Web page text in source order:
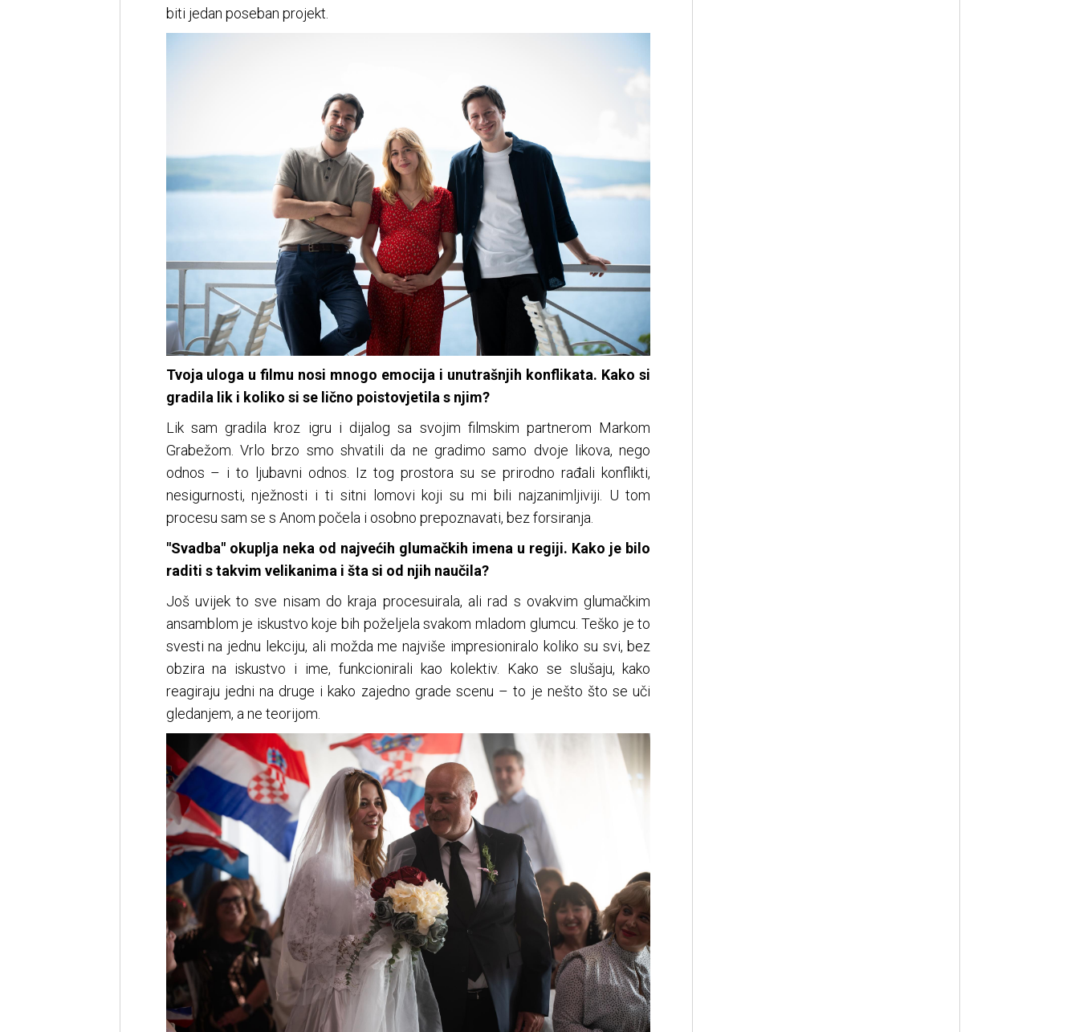
biti jedan poseban projekt.
Tvoja uloga u filmu nosi mnogo emocija i unutrašnjih konflikata. Kako si
gradila lik i koliko si se lično poistovjetila s njim?
Lik sam gradila kroz igru i dijalog sa svojim filmskim partnerom Markom
Grabežom. Vrlo brzo smo shvatili da ne gradimo samo dvoje likova, nego
odnos – i to ljubavni odnos. Iz tog prostora su se prirodno rađali konflikti,
nesigurnosti, nježnosti i ti sitni lomovi koji su mi bili najzanimljiviji. U tom
procesu sam se s Anom počela i osobno prepoznavati, bez forsiranja.
"Svadba" okuplja neka od najvećih glumačkih imena u regiji. Kako je bilo
raditi s takvim velikanima i šta si od njih naučila?
Još uvijek to sve nisam do kraja procesuirala, ali rad s ovakvim glumačkim
ansamblom je iskustvo koje bih poželjela svakom mladom glumcu. Teško je to
svesti na jednu lekciju, ali možda me najviše impresioniralo koliko su svi, bez
obzira na iskustvo i ime, funkcionirali kao kolektiv. Kako se slušaju, kako
reagiraju jedni na druge i kako zajedno grade scenu – to je nešto što se uči
gledanjem, a ne teorijom.